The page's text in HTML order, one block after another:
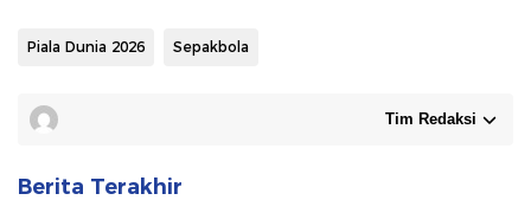
Piala Dunia 2026 Sepakbola
Tim Redaksi
Berita Terakhir